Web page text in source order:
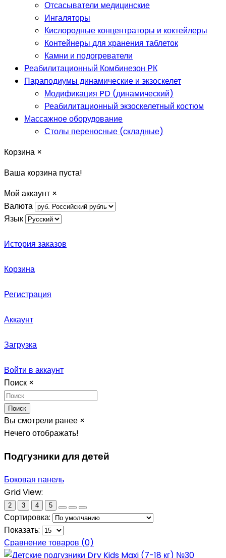
Отсасыватели медицинские
Ингаляторы
Кислородные концентраторы и коктейлеры
Контейнеры для хранения таблеток
Камни и подогреватели
Реабилитационный Комбинезон РК
Параподиумы динамические и экзоскелет
Модификация PD (динамический)
Реабилитационный экзоскелетный костюм
Массажное оборудование
Столы переносные (складные)
Корзина ×
Ваша корзина пуста!
Мой аккаунт ×
Валюта
Язык
История заказов
Корзина
Регистрация
Аккаунт
Загрузка
Войти в аккаунт
Поиск ×
Поиск
Вы смотрели ранее ×
Нечего отображать!
Подгузники для детей
Боковая панель
Grid View:
2 3 4 5
Сортировка:
Показать:
Сравнение товаров (0)